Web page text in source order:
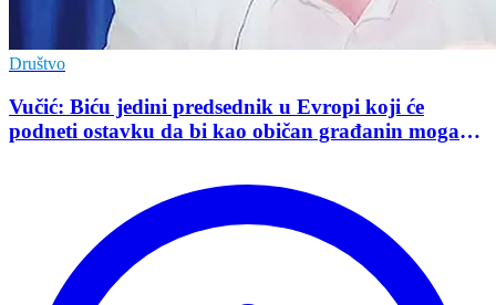
Društvo
Vučić: Biću jedini predsednik u Evropi koji će
podneti ostavku da bi kao običan građanin mogao